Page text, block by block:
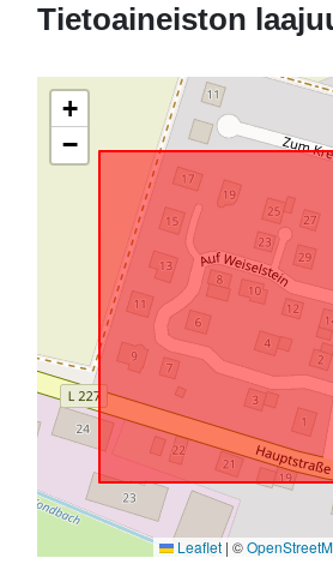
Tietoaineiston
+
−
Leaflet | ©